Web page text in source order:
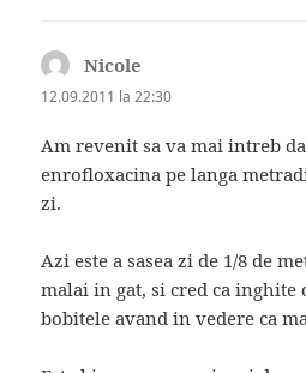
Nicole
12.09.2011 la 22:30
Am revenit sa va mai intreb
enrofloxacina pe langa
zi.
Azi este a sasea zi de 1/8 de
malai in gat, si cred ca inghite
bobitele avand in vedere ca